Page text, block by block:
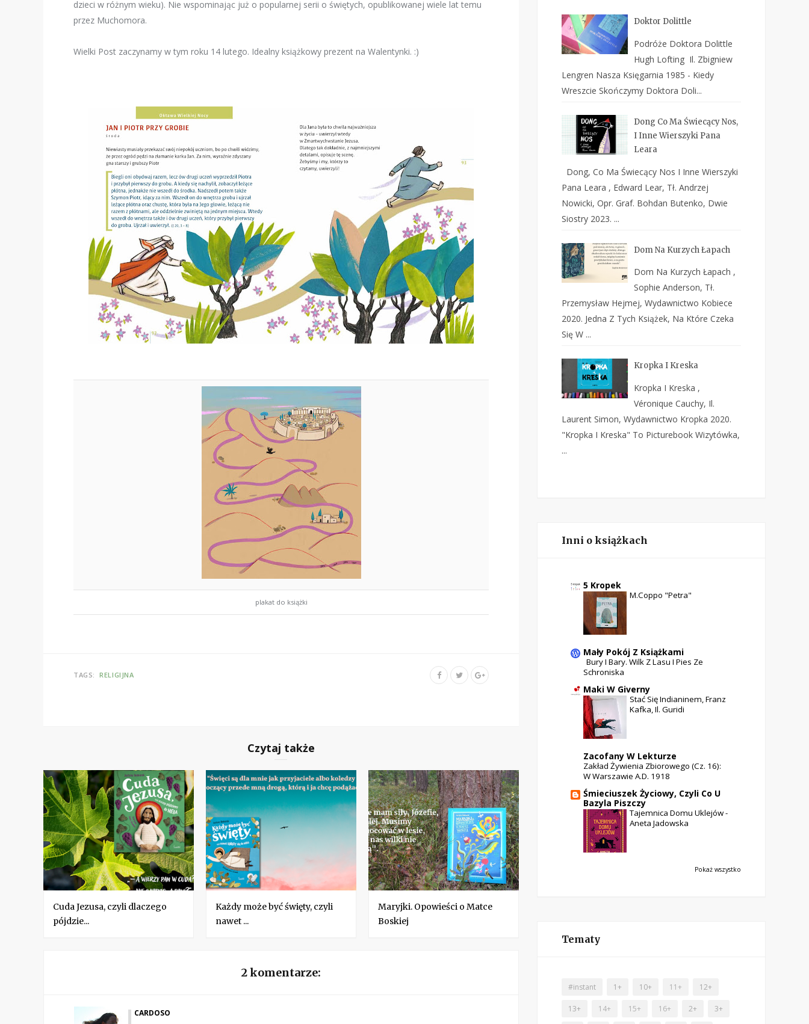
dzieci w różnym wieku). Nie wspominając już o popularnej serii o świętych, opublikowanej wiele lat temu
przez Muchomora.
Wielki Post zaczynamy w tym roku 14 lutego. Idealny książkowy prezent na Walentynki. :)
plakat do książki
TAGS: RELIGIJNA
Czytaj także
Cuda Jezusa, czyli dlaczego
pójdzie...
Każdy może być święty, czyli
nawet ...
Maryjki. Opowieści o Matce
Boskiej
2 komentarze:
CARDOSO
Doktor Dolittle
Podróże Doktora Dolittle
Hugh Lofting Il. Zbigniew
Lengren Nasza Księgarnia 1985 - Kiedy
Wreszcie Skończymy Doktora Doli...
Dong Co Ma Świecący Nos,
I Inne Wierszyki Pana
Leara
Dong, Co Ma Świecący Nos I Inne Wierszyki
Pana Leara , Edward Lear, Tł. Andrzej
Nowicki, Opr. Graf. Bohdan Butenko, Dwie
Siostry 2023. ...
Dom Na Kurzych Łapach
Dom Na Kurzych Łapach ,
Sophie Anderson, Tł.
Przemysław Hejmej, Wydawnictwo Kobiece
2020. Jedna Z Tych Książek, Na Które Czeka
Się W ...
Kropka I Kreska
Kropka I Kreska ,
Véronique Cauchy, Il.
Laurent Simon, Wydawnictwo Kropka 2020.
"Kropka I Kreska" To Picturebook Wizytówka,
...
Inni o książkach
5 Kropek
M.Coppo "Petra"
Mały Pokój Z Książkami
Bury I Bary. Wilk Z Lasu I Pies Ze
Schroniska
Maki W Giverny
Stać Się Indianinem, Franz
Kafka, Il. Guridi
Zacofany W Lekturze
Zakład Żywienia Zbiorowego (cz. 16):
W Warszawie A.D. 1918
Śmieciuszek Życiowy, Czyli Co U
Bazyla Piszczy
Tajemnica Domu Uklejów -
Aneta Jadowska
Pokaż wszystko
Tematy
#instant 1+ 10+ 11+ 12+
13+ 14+ 15+ 16+ 2+ 3+